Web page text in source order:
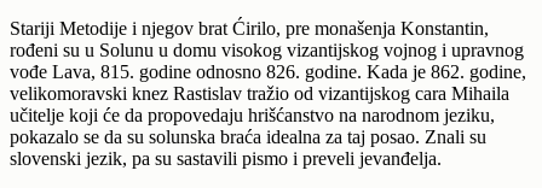
Stariji Metodije i njegov brat Ćirilo, pre monašenja Konstantin,
rođeni su u Solunu u domu visokog vizantijskog vojnog i upravnog
vođe Lava, 815. godine odnosno 826. godine. Kada je 862. godine,
velikomoravski knez Rastislav tražio od vizantijskog cara Mihaila
učitelje koji će da propovedaju hrišćanstvo na narodnom jeziku,
pokazalo se da su solunska braća idealna za taj posao. Znali su
slovenski jezik, pa su sastavili pismo i preveli jevanđelja.